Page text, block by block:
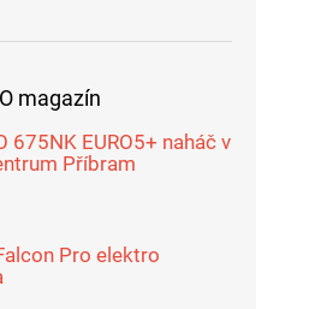
magazín
675NK EURO5+ naháč v
Příbram
Pro elektro